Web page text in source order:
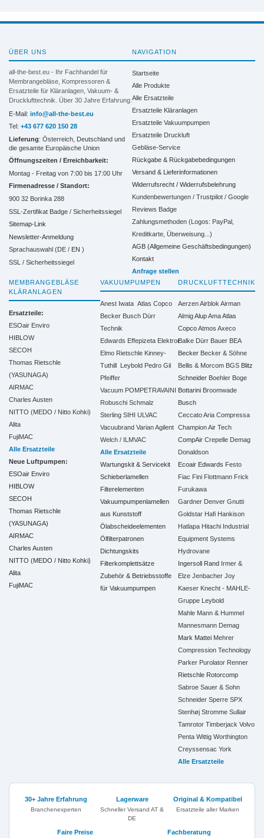
ÜBER UNS
all-the-best.eu - Ihr Fachhandel für
Membrangebläse, Kompressoren &
Ersatzteile für Kläranlagen, Vakuum- &
Drucklufttechnik. Über 30 Jahre Erfahrung.
E-Mail: info@all-the-best.eu
Tel: +43 677 620 150 28
Lieferung: Österreich, Deutschland und
die gesamte Europäische Union
Öffnungszeiten / Erreichbarkeit:
Montag - Freitag von 7:00 bis 17:00 Uhr
Firmenadresse / Standort:
900 32 Borinka 288
SSL-Zertifikat Badge / Sicherheitssiegel
Sitemap-Link
Newsletter-Anmeldung
Sprachauswahl (DE / EN )
SSL / Sicherheitssiegel
NAVIGATION
Startseite
Alle Produkte
Alle Ersatzteile
Ersatzteile Kläranlagen
Ersatzteile Vakuumpumpen
Ersatzteile Druckluft
Gebläse-Service
Rückgabe & Rückgabebedingungen
Versand & Lieferinformationen
Widerrufsrecht / Widerrufsbelehrung
Kundenbewertungen / Trustpilot / Google
Reviews Badge
Zahlungsmethoden (Logos: PayPal,
Kreditkarte, Überweisung...)
AGB (Allgemeine Geschäftsbedingungen)
Kontakt
Anfrage stellen
MEMBRANGEBLÄSE
KLÄRANLAGEN
Ersatzteile:
ESOair Enviro
HIBLOW
SECOH
Thomas Rietschle
(YASUNAGA)
AIRMAC
Charles Austen
NITTO (MEDO / Nitto Kohki)
Alita
FujiMAC
Alle Ersatzteile
Neue Luftpumpen:
ESOair Enviro
HIBLOW
SECOH
Thomas Rietschle
(YASUNAGA)
AIRMAC
Charles Austen
NITTO (MEDO / Nitto Kohki)
Alita
FujiMAC
VAKUUMPUMPEN
Anest Iwata Atlas Copco
Becker Busch Dürr
Technik
Edwards Effepizeta Elektror
Elmo Rietschle Kinney-
Tuthill Leybold Pedro Gil
Pfeiffer
Vacuum POMPETRAVAINI
Robuschi Schmalz
Sterling SIHI ULVAC
Vacuubrand Varian Agilent
Welch / ILMVAC
Alle Ersatzteile
Wartungskit & Servicekit
Schieberlamellen
Filterelementen
Vakuumpumpenlamellen
aus Kunststoff
Ölabscheideelementen
Ölfilterpatronen
Dichtungskits
Filterkomplettsätze
Zubehör & Betriebsstoffe
für Vakuumpumpen
DRUCKLUFTTECHNIK
AerzenAirblok Airman
Almig Alup Ama Atlas
Copco Atmos Axeco
Balke Dürr Bauer BEA
Becker Becker & Söhne
Bellis & Morcom BGS Blitz
Schneider Boehler Boge
Bottarini Broomwade
Busch
Ceccato Aria Compressa
Champion Air Tech
CompAir Crepelle Demag
Donaldson
Ecoair Edwards Festo
Fiac Fini Flottmann Frick
Furukawa
Gardner Denver Gnutti
Goldstar Hafi Hankison
Hatlapa Hitachi Industrial
Equipment Systems
Hydrovane
Ingersoll Rand Irmer &
Elze Jenbacher Joy
Kaeser Knecht - MAHLE-
Gruppe Leybold
Mahle Mann & Hummel
Mannesmann Demag
Mark Mattei Mehrer
Compression Technology
Parker Purolator Renner
Rietschle Rotorcomp
Sabroe Sauer & Sohn
Schneider Sperre SPX
Stenhøj Stromme Sullair
Tamrotor Timberjack Volvo
Penta Wittig Worthington
Creyssensac York
Alle Ersatzteile
30+ Jahre Erfahrung
Branchenexperten
Lagerware
Schneller Versand AT &
DE
Original & Kompatibel
Ersatzteile aller Marken
Faire Preise Fachberatung